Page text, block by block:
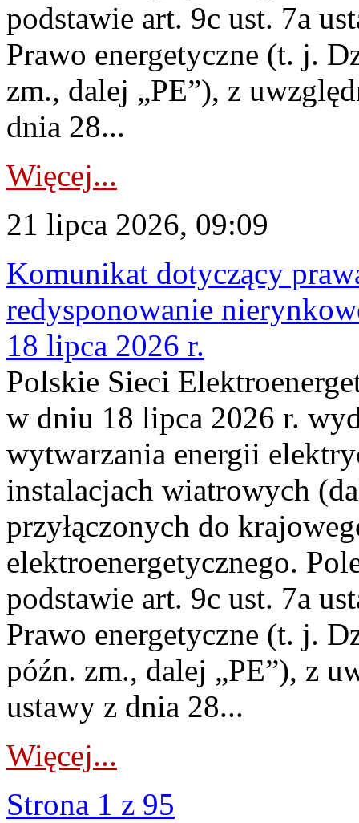
podstawie art. 9c ust. 7a
Prawo energetyczne (t. j.
zm., dalej „PE”), z
dnia 28...
Więcej...
21 lipca 2026, 09:09
Komunikat dotyczący
redysponowanie
18 lipca 2026 r.
Polskie Sieci
w dniu 18 lipca 2026 r.
wytwarzania energii
instalacjach wiatrowych
przyłączonych do
elektroenergetycznego.
podstawie art. 9c ust. 7a
Prawo energetyczne (t. j.
późn. zm., dalej „PE”), z
ustawy z dnia 28...
Więcej...
Strona 1 z 95